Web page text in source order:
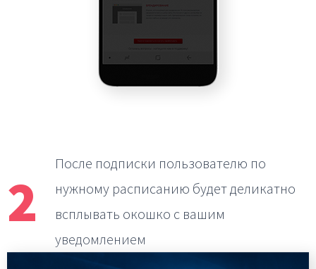
2
После подписки пользователю по
нужному расписанию будет деликатно
всплывать окошко с вашим
уведомлением